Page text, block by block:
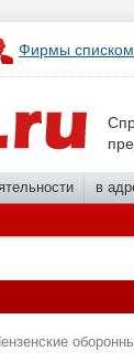
Фирмы списком
в